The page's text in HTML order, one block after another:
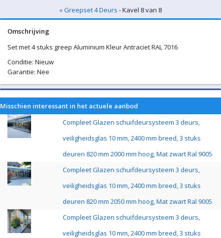
« Greepset 4 Deurs - Kavel 8 van 8
Omschrijving
Set met 4 stuks greep Aluminium Kleur Antraciet RAL 7016
Conditie: Nieuw
Garantie: Nee
Misschien interessant in het actuele aanbod
Compleet Glazen schuifdeursysteem 3 deurs,
veiligheidsglas 10 mm, 2400 mm breed, 3 stuks
deuren 820 mm 2000 mm hoog, Mat zwart Ral 9005
Compleet Glazen schuifdeursysteem 3 deurs,
veiligheidsglas 10 mm, 2400 mm breed, 3 stuks
deuren 820 mm 2050 mm hoog, Mat zwart Ral 9005
Compleet Glazen schuifdeursysteem 3 deurs,
veiligheidsglas 10 mm, 2400 mm breed, 3 stuks